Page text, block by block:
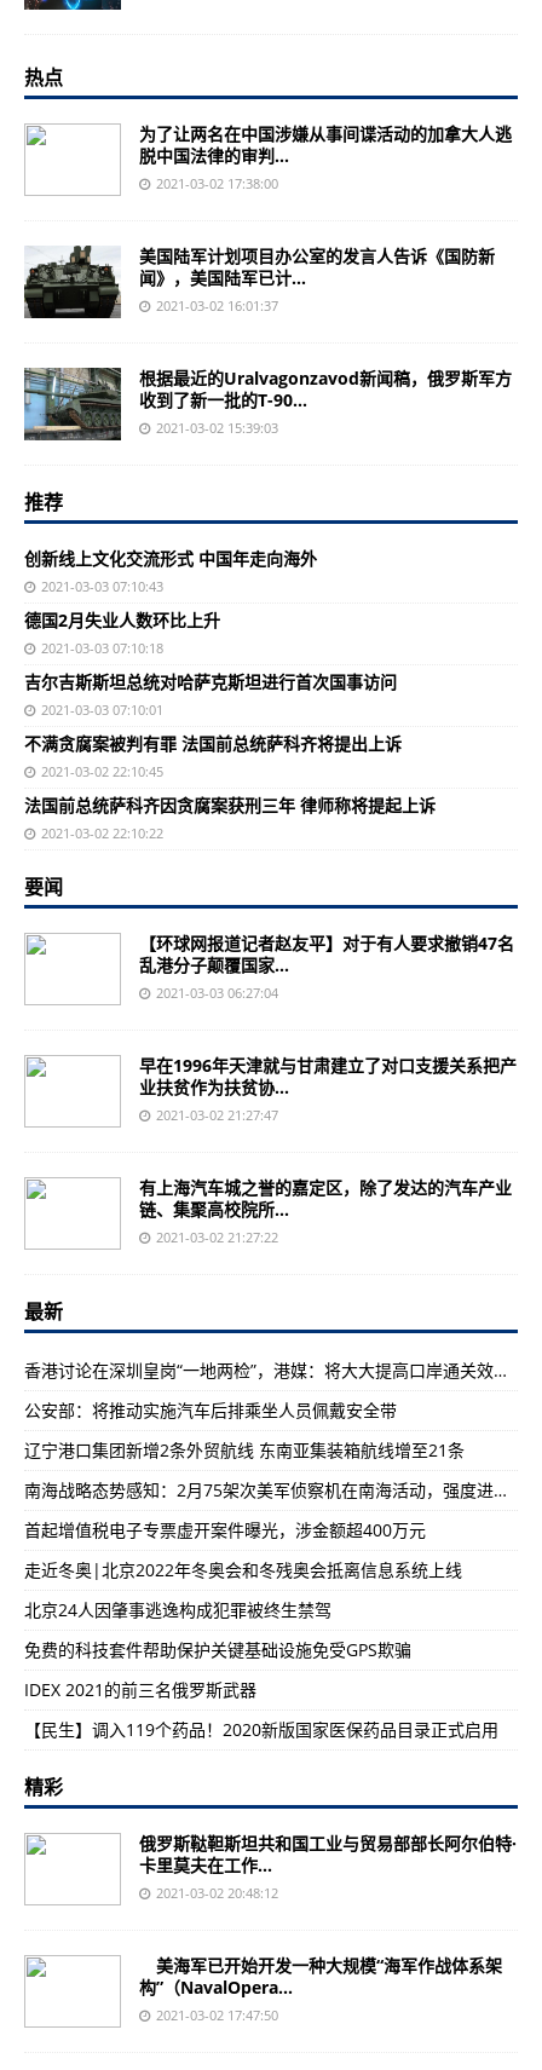
热点
为了让两名在中国涉嫌从事间谍活动的加拿大人逃
脱中国法律的审判...
2021-03-02 17:38:00
美国陆军计划项目办公室的发言人告诉《国防新
闻》，美国陆军已计...
2021-03-02 16:01:37
根据最近的Uralvagonzavod新闻稿，俄罗斯军方
收到了新一批的T-90...
2021-03-02 15:39:03
推荐
创新线上文化交流形式 中国年走向海外
2021-03-03 07:10:43
德国2月失业人数环比上升
2021-03-03 07:10:18
吉尔吉斯斯坦总统对哈萨克斯坦进行首次国事访问
2021-03-03 07:10:01
不满贪腐案被判有罪 法国前总统萨科齐将提出上诉
2021-03-02 22:10:45
法国前总统萨科齐因贪腐案获刑三年 律师称将提起上诉
2021-03-02 22:10:22
要闻
【环球网报道记者赵友平】对于有人要求撤销47名
乱港分子颠覆国家...
2021-03-03 06:27:04
早在1996年天津就与甘肃建立了对口支援关系把产
业扶贫作为扶贫协...
2021-03-02 21:27:47
有上海汽车城之誉的嘉定区，除了发达的汽车产业
链、集聚高校院所...
2021-03-02 21:27:22
最新
香港讨论在深圳皇岗“一地两检”，港媒：将大大提高口岸通关效率！
公安部：将推动实施汽车后排乘坐人员佩戴安全带
辽宁港口集团新增2条外贸航线 东南亚集装箱航线增至21条
南海战略态势感知：2月75架次美军侦察机在南海活动，强度进一步提升
首起增值税电子专票虚开案件曝光，涉金额超400万元
走近冬奥|北京2022年冬奥会和冬残奥会抵离信息系统上线
北京24人因肇事逃逸构成犯罪被终生禁驾
免费的科技套件帮助保护关键基础设施免受GPS欺骗
IDEX 2021的前三名俄罗斯武器
【民生】调入119个药品！2020新版国家医保药品目录正式启用
精彩
俄罗斯鞑靼斯坦共和国工业与贸易部部长阿尔伯特·
卡里莫夫在工作...
2021-03-02 20:48:12
美海军已开始开发一种大规模“海军作战体系架
构”（NavalOpera...
2021-03-02 17:47:50